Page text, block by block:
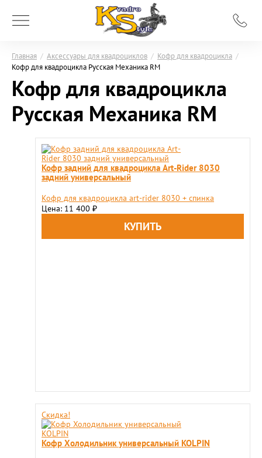
Главная / Аксессуары для квадроциклов / Кофр для квадроцикла /
Кофр для квадроцикла Русская Механика RM
Кофр для квадроцикла
Русская Механика RM
Кофр задний для квадроцикла Art-Rider 8030
задний универсальный
Кофр для квадроцикла art-rider 8030 + спинка
Цена: 11 400 ₽
Скидка!
Кофр Холодильник универсальный KOLPIN